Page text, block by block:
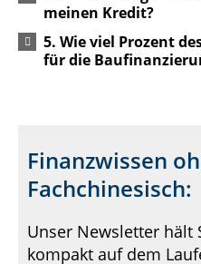
meinen Kredit?
5. Wie viel Prozent
für die
Finanzwissen
Fachchinesisch:
Unser Newsletter hält
kompakt auf dem